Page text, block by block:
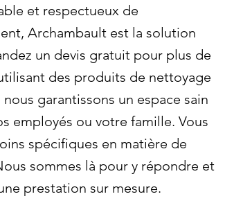
et respectueux de
Archambault est la solution
un devis gratuit pour plus de
des produits de nettoyage
garantissons un espace sain
employés ou votre famille. Vous
spécifiques en matière de
sommes là pour y répondre et
prestation sur mesure.